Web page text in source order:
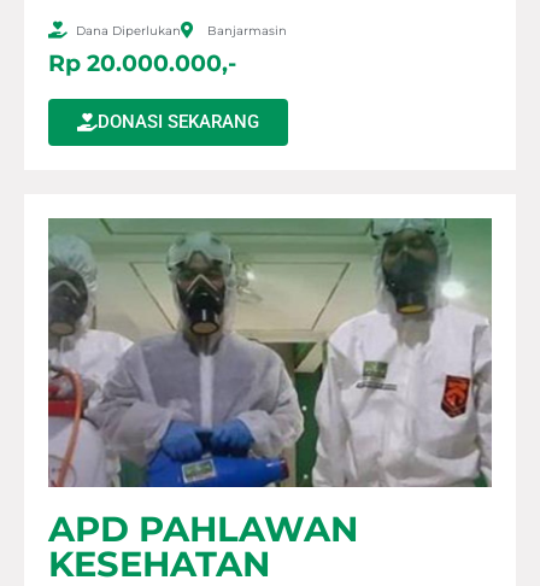
Dana Diperlukan Banjarmasin
Rp 20.000.000,-
DONASI SEKARANG
APD PAHLAWAN
KESEHATAN